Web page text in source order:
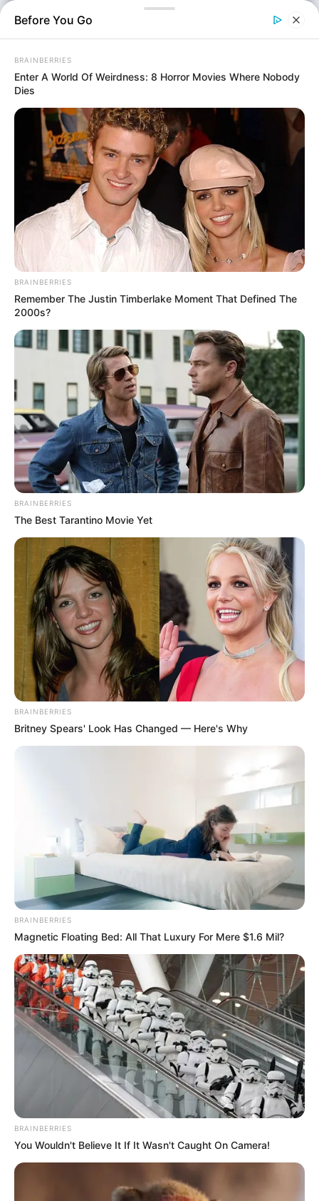
Before You Go
BRAINBERRIES
Enter A World Of Weirdness: 8 Horror Movies Where Nobody
Dies
BRAINBERRIES
Remember The Justin Timberlake Moment That Defined The
2000s?
BRAINBERRIES
The Best Tarantino Movie Yet
BRAINBERRIES
Britney Spears' Look Has Changed — Here's Why
BRAINBERRIES
Magnetic Floating Bed: All That Luxury For Mere $1.6 Mil?
BRAINBERRIES
You Wouldn't Believe It If It Wasn't Caught On Camera!